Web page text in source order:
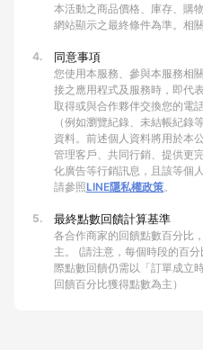
本活動之商品價格、庫存、購
網站顯示之最終條件為準。相
4. 同意事項
您使用本服務、參與本服務相
接之應用程式及服務時，即代
取得或與合作夥伴交換您的電
（例如瀏覽紀錄、未結帳紀錄
資料。前述個人資料將用於本
管理客戶、共同行銷、提供更
化廣告等行銷訊息，且該等個
請參照LINE隱私權政策。
5. 最終點數回饋計算基準
各合作商家的回饋點數百分比
主。 (請注意，每個時段的百
際點數回饋仍需以「訂單成立
回饋百分比獲得點數為主）